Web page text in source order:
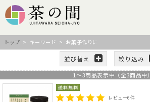
トップ > キーワード > お菓子作りに
並び替え 絞り込み
1 ～3商品表示中（全3商品中）
レビュー6件